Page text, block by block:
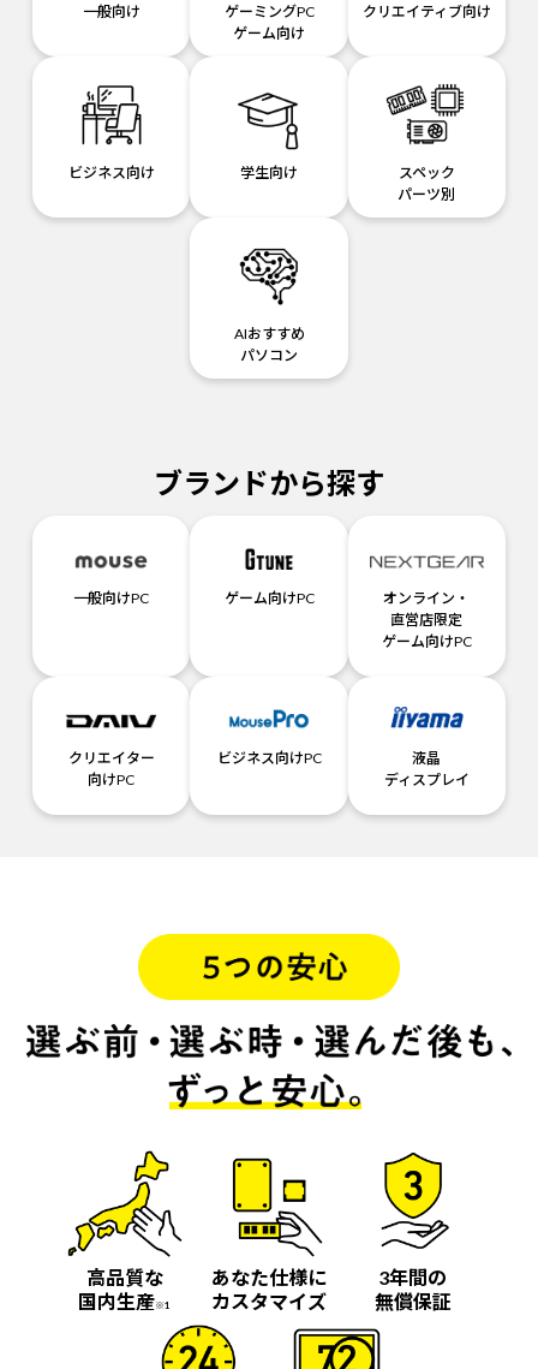
一般向け
ゲーミングPC
ゲーム向け
クリエイティブ向け
ビジネス向け 学生向け
スペック
パーツ別
AIおすすめ
パソコン
ブランドから探す
一般向けPC ゲーム向けPC
オンライン・
直営店限定
ゲーム向けPC
クリエイター
向けPC
ビジネス向けPC
液晶
ディスプレイ
高品質な
国内生産※1
あなた仕様に
カスタマイズ
3年間の
無償保証